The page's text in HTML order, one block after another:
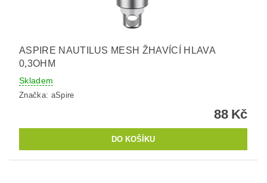
ASPIRE NAUTILUS MESH ŽHAVÍCÍ HLAVA
0,3OHM
Skladem
Značka: aSpire
88 Kč